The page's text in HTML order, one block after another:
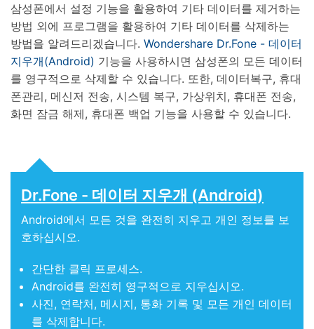
삼성폰에서 설정 기능을 활용하여 기타 데이터를 제거하는
방법 외에 프로그램을 활용하여 기타 데이터를 삭제하는
방법을 알려드리겠습니다. Wondershare Dr.Fone - 데이터
지우개(Android) 기능을 사용하시면 삼성폰의 모든 데이터
를 영구적으로 삭제할 수 있습니다. 또한, 데이터복구, 휴대
폰관리, 메신저 전송, 시스템 복구, 가상위치, 휴대폰 전송,
화면 잠금 해제, 휴대폰 백업 기능을 사용할 수 있습니다.
Dr.Fone - 데이터 지우개 (Android)
Android에서 모든 것을 완전히 지우고 개인 정보를 보
호하십시오.
간단한 클릭 프로세스.
Android를 완전히 영구적으로 지우십시오.
사진, 연락처, 메시지, 통화 기록 및 모든 개인 데이터
를 삭제합니다.